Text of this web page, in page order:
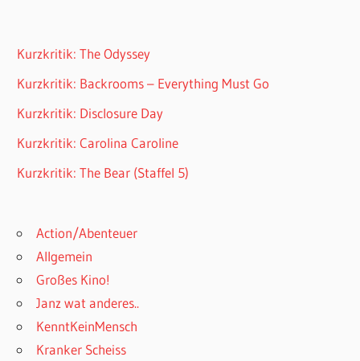
Kurzkritik: The Odyssey
Kurzkritik: Backrooms – Everything Must Go
Kurzkritik: Disclosure Day
Kurzkritik: Carolina Caroline
Kurzkritik: The Bear (Staffel 5)
Action/Abenteuer
Allgemein
Großes Kino!
Janz wat anderes..
KenntKeinMensch
Kranker Scheiss